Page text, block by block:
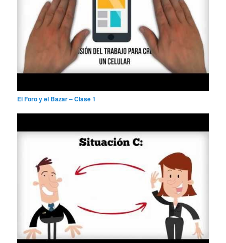
El Foro y el Bazar – Clase 1